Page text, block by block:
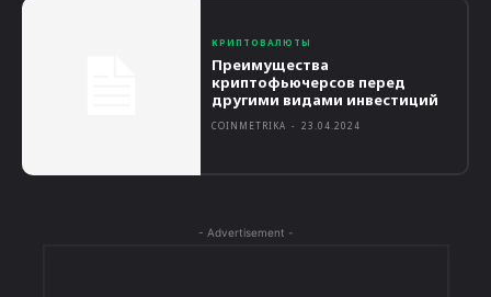
КРИПТОВАЛЮТЫ
Преимущества
криптофьючерсов перед
другими видами инвестиций
COINMETRIKA - 23.04.2024
- Advertisement -